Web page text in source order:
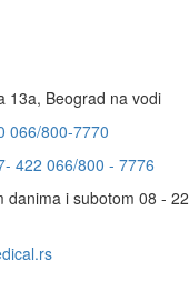
13a, Beograd na vodi
066/800-7770
422 066/800 - 7776
danima i subotom 08 -